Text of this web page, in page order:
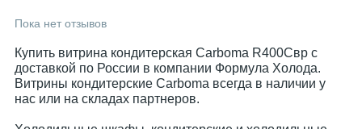
Пока нет отзывов
Купить витрина кондитерская Carboma R400Cвр с
доставкой по России в компании Формула Холода.
Витрины кондитерские Carboma всегда в наличии у
нас или на складах партнеров.